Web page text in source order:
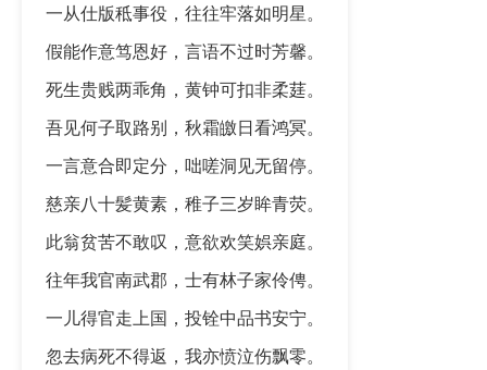
一从仕版秪事役，往往牢落如明星。
假能作意笃恩好，言语不过时芳馨。
死生贵贱两乖角，黄钟可扣非柔莛。
吾见何子取路别，秋霜皦日看鸿冥。
一言意合即定分，咄嗟洞见无留停。
慈亲八十髪黄素，稚子三岁眸青荧。
此翁贫苦不敢叹，意欲欢笑娯亲庭。
往年我官南武郡，士有林子家伶俜。
一儿得官走上国，投铨中品书安宁。
忽去病死不得返，我亦愤泣伤飘零。